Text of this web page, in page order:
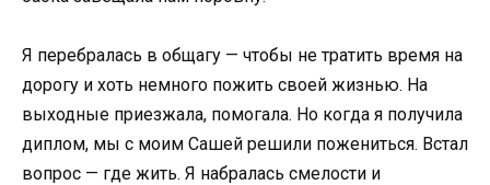
Я перебралась в общагу — чтобы не тратить время на
дорогу и хоть немного пожить своей жизнью. На
выходные приезжала, помогала. Но когда я получила
диплом, мы с моим Сашей решили пожениться. Встал
вопрос — где жить. Я набралась смелости и